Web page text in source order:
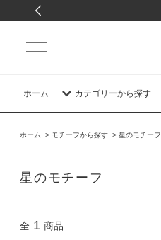
ホーム カテゴリーから探す
ホーム > モチーフから探す > 星のモチーフ
星のモチーフ
全 1 商品